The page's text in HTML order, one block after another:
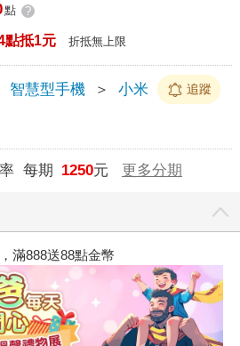
點 ?
點抵1元 折抵無上限
智慧型手機 ＞ 小米 追蹤
每期 1250元 更多分期
滿888送88點金幣